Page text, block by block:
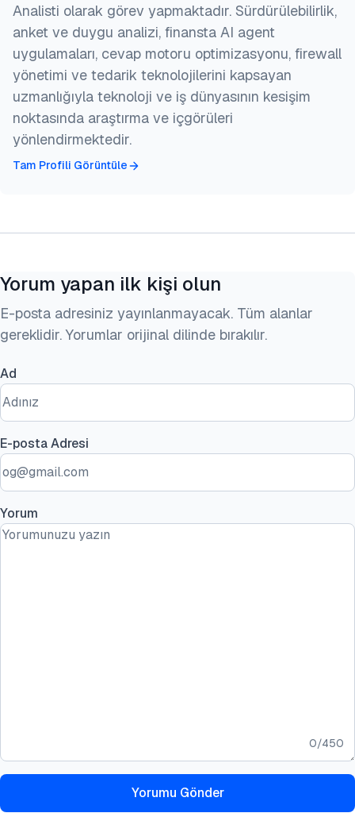
Analisti olarak görev yapmaktadır. Sürdürülebilirlik,
anket ve duygu analizi, finansta AI agent
uygulamaları, cevap motoru optimizasyonu, firewall
yönetimi ve tedarik teknolojilerini kapsayan
uzmanlığıyla teknoloji ve iş dünyasının kesişim
noktasında araştırma ve içgörüleri
yönlendirmektedir.
Tam Profili Görüntüle
Yorum yapan ilk kişi olun
E-posta adresiniz yayınlanmayacak. Tüm alanlar
gereklidir. Yorumlar orijinal dilinde bırakılır.
Ad
E-posta Adresi
Yorum
0/450
Yorumu Gönder